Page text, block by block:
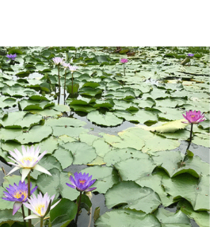
フェイスブックページも是非ご覧く